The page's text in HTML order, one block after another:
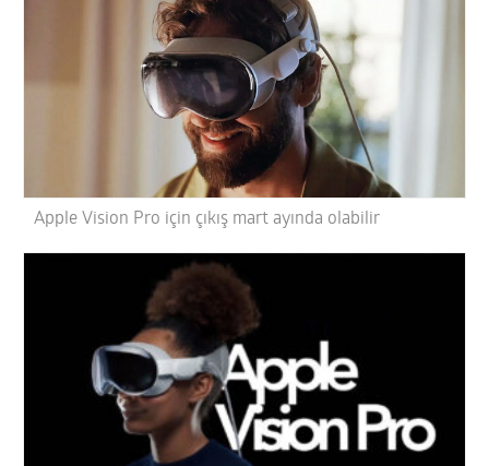
Apple Vision Pro için çıkış mart ayında olabilir